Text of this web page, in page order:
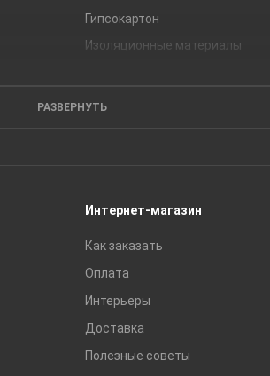
Гипсокартон
Изоляционные материалы
Сухие смеси
РАЗВЕРНУТЬ
Интернет-магазин
Как заказать
Оплата
Интерьеры
Доставка
Полезные советы